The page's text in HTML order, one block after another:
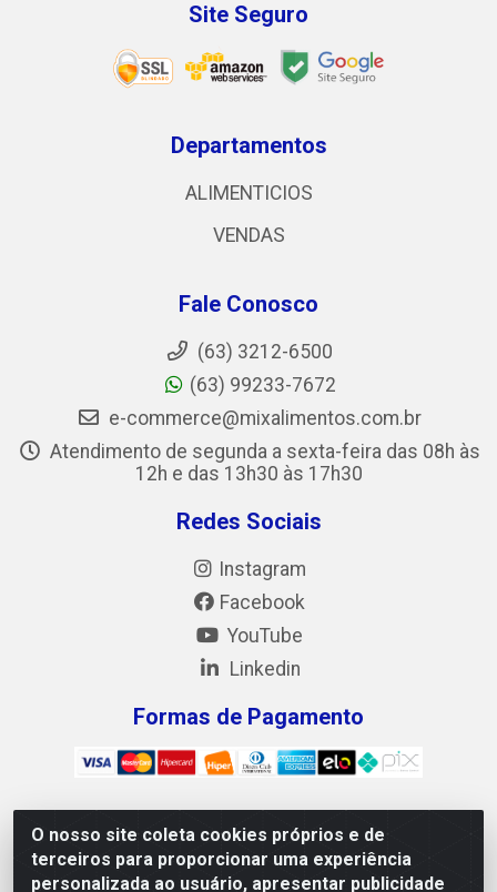
O nosso site coleta cookies próprios e de
terceiros para proporcionar uma experiência
personalizada ao usuário, apresentar publicidade
Site Seguro
Departamentos
ALIMENTICIOS
VENDAS
Fale Conosco
(63) 3212-6500
(63) 99233-7672
e-commerce@mixalimentos.com.br
Atendimento de segunda a sexta-feira das 08h às
12h e das 13h30 às 17h30
Redes Sociais
Instagram
Facebook
YouTube
Linkedin
Formas de Pagamento
Mix Alimentos LTDA - Quadra Asr Ne 55 (412 Norte), Alameda
02, S/N - Plano Diretor Norte, Palmas/TO - CEP 77.006-540 -